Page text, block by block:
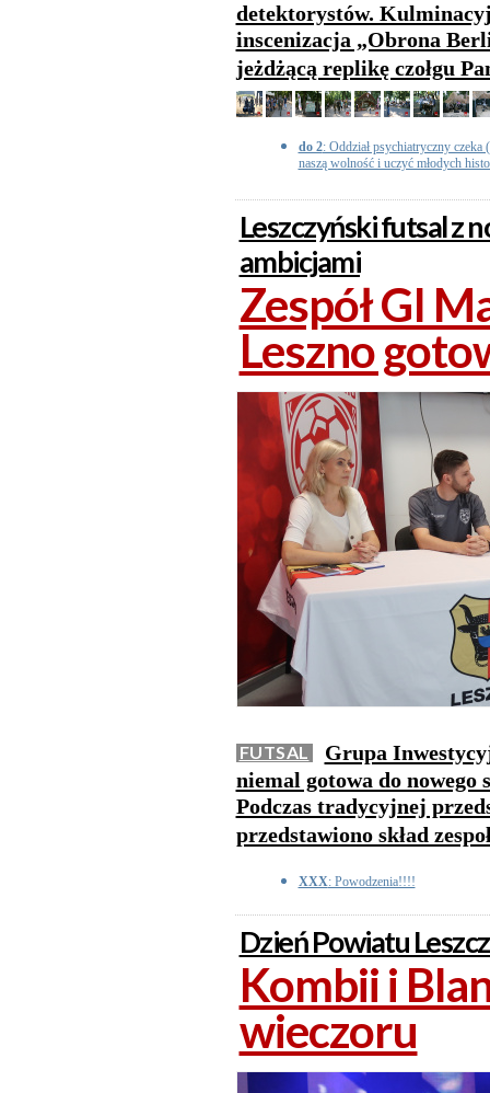
detektorystów.
inscenizacja „Obrona
jeżdżącą replikę czołgu
do 2: Oddział psychiatryczny czeka
naszą wolność i uczyć młodych
Leszczyński futsal z
ambicjami
Zespół GI
Leszno
FUTSAL
Grupa
niemal gotowa do nowego
Podczas tradycyjnej
przedstawiono skład
XXX: Powodzenia!!!!
Dzień Powiatu
Kombii i
wieczoru